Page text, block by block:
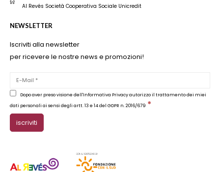
Al Revés Società Cooperativa Sociale Unicredit
NEWSLETTER
Iscriviti alla newsletter
per ricevere le nostre news e promozioni!
Dopo aver preso visione dell'Informativa Privacy autorizzo il trattamento dei miei
dati personali ai sensi degli artt. 13 e 14 del GDPR n. 2016/679 *